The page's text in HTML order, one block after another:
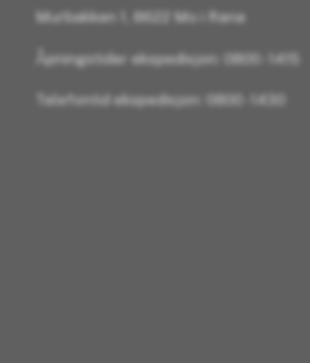
Murbakken 1, 8622 Mo i Rana
Åpningstider ekspedisjon: 0800 - 1415
Telefontid ekspedisjon: 0800 - 1430